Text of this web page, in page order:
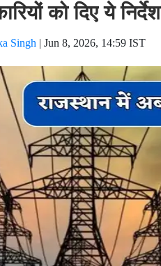
को दिए ये निर्देश
Singh | Jun 8, 2026, 14:59 IST